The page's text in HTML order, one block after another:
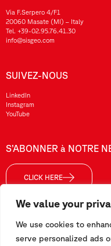
We value your
We use cookies to
serve personalized ads
Via F.Serpero 4/F1
20060 Masate (MI) – Italy
Tel. +39-02.95.76.41.30
info@sisgeo.com
SUIVEZ-NOUS
LinkedIn
Instagram
YouTube
S’ABONNER à NOTRE
CLICK HERE
Sisgeo SRL – VAT No./ CF / Reg.